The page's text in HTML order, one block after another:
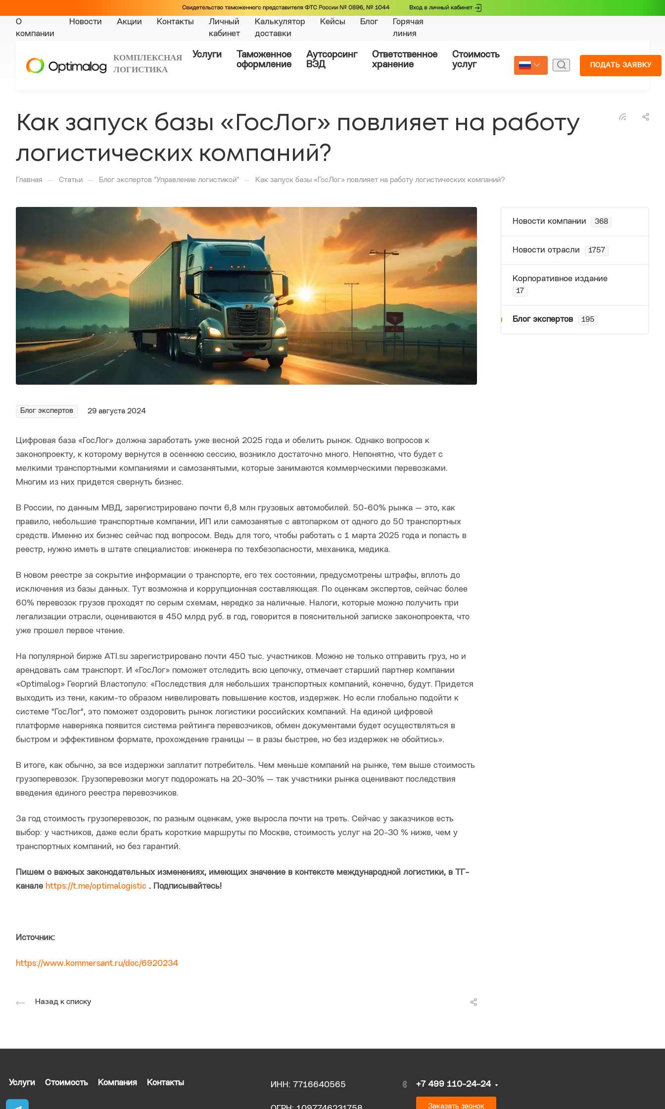
О
компании
Новости Акции Контакты
Личный
кабинет
Калькулятор
доставки
Кейсы Блог
Горячая
линия
КОМПЛЕКСНАЯ
ЛОГИСТИКА
Услуги
Таможенное
оформление
Аутсорсинг
ВЭД
Ответственное
хранение
Стоимость
услуг
Страхование
Select Language
ПОДАТЬ ЗАЯВКУ
Как запуск базы «ГосЛог» повлияет на работу
логистических компаний?
Главная — Статьи — Блог экспертов "Управление логистикой" — Как запуск базы «ГосЛог» повлияет на работу логистических компаний?
Блог экспертов 29 августа 2024
Цифровая база «ГосЛог» должна заработать уже весной 2025 года и обелить рынок. Однако вопросов к
законопроекту, к которому вернутся в осеннюю сессию, возникло достаточно много. Непонятно, что будет с
мелкими транспортными компаниями и самозанятыми, которые занимаются коммерческими перевозками.
Многим из них придется свернуть бизнес.
В России, по данным МВД, зарегистрировано почти 6,8 млн грузовых автомобилей. 50-60% рынка — это, как
правило, небольшие транспортные компании, ИП или самозанятые с автопарком от одного до 50 транспортных
средств. Именно их бизнес сейчас под вопросом. Ведь для того, чтобы работать с 1 марта 2025 года и попасть в
реестр, нужно иметь в штате специалистов: инженера по техбезопасности, механика, медика.
В новом реестре за сокрытие информации о транспорте, его тех состоянии, предусмотрены штрафы, вплоть до
исключения из базы данных. Тут возможна и коррупционная составляющая. По оценкам экспертов, сейчас более
60% перевозок грузов проходят по серым схемам, нередко за наличные. Налоги, которые можно получить при
легализации отрасли, оцениваются в 450 млрд руб. в год, говорится в пояснительной записке законопроекта, что
уже прошел первое чтение.
На популярной бирже ATI.su зарегистрировано почти 450 тыс. участников. Можно не только отправить груз, но и
арендовать сам транспорт. И «ГосЛог» поможет отследить всю цепочку, отмечает старший партнер компании
«Optimalog» Георгий Властопуло: «Последствия для небольших транспортных компаний, конечно, будут. Придется
выходить из тени, каким-то образом нивелировать повышение костов, издержек. Но если глобально подойти к
системе "ГосЛог", это поможет оздоровить рынок логистики российских компаний. На единой цифровой
платформе наверняка появится система рейтинга перевозчиков, обмен документами будет осуществляться в
быстром и эффективном формате, прохождение границы — в разы быстрее, но без издержек не обойтись».
В итоге, как обычно, за все издержки заплатит потребитель. Чем меньше компаний на рынке, тем выше стоимость
грузоперевозок. Грузоперевозки могут подорожать на 20-30% — так участники рынка оценивают последствия
введения единого реестра перевозчиков.
За год стоимость грузоперевозок, по разным оценкам, уже выросла почти на треть. Сейчас у заказчиков есть
выбор: у частников, даже если брать короткие маршруты по Москве, стоимость услуг на 20-30 % ниже, чем у
транспортных компаний, но без гарантий.
Пишем о важных законодательных изменениях, имеющих значение в контексте международной логистики, в ТГ-
канале https://t.me/optimalogistic . Подписывайтесь!
Источник:
https://www.kommersant.ru/doc/6920234
Назад к списку
Новости компании 368
Новости отрасли 1757
Корпоративное издание
17
Блог экспертов 195
Услуги Стоимость Компания Контакты ИНН: 7716640565 +7 499 110-24-24
Заказать звонок